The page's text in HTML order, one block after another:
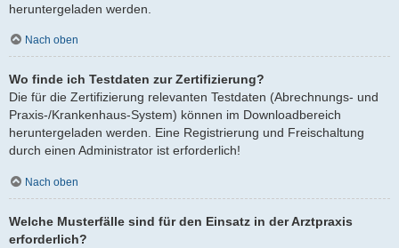
heruntergeladen werden.
Nach oben
Wo finde ich Testdaten zur Zertifizierung?
Die für die Zertifizierung relevanten Testdaten (Abrechnungs- und
Praxis-/Krankenhaus-System) können im Downloadbereich
heruntergeladen werden. Eine Registrierung und Freischaltung
durch einen Administrator ist erforderlich!
Nach oben
Welche Musterfälle sind für den Einsatz in der Arztpraxis
erforderlich?